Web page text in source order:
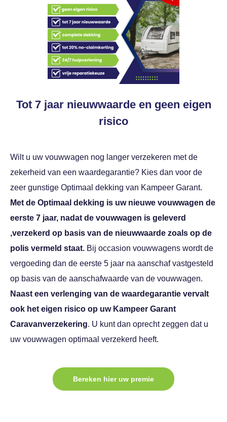
Tot 7 jaar nieuwwaarde en geen eigen
risico
Wilt u uw vouwwagen nog langer verzekeren met de
zekerheid van een waardegarantie? Kies dan voor de
zeer gunstige Optimaal dekking van Kampeer Garant.
Met de Optimaal dekking is uw nieuwe vouwwagen de
eerste 7 jaar, nadat de vouwwagen is geleverd
,verzekerd op basis van de nieuwwaarde zoals op de
polis vermeld staat. Bij occasion vouwwagens wordt de
vergoeding dan de eerste 5 jaar na aanschaf vastgesteld
op basis van de aanschafwaarde van de vouwwagen.
Naast een verlenging van de waardegarantie vervalt
ook het eigen risico op uw Kampeer Garant
Caravanverzekering. U kunt dan oprecht zeggen dat u
uw vouwwagen optimaal verzekerd heeft.
Bereken hier uw premie